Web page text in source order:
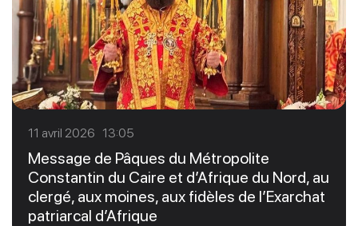
11 avril 2026 13:05
Message de Pâques du Métropolite
Constantin du Caire et d’Afrique du Nord, au
clergé, aux moines, aux fidèles de l’Exarchat
patriarcal d’Afrique